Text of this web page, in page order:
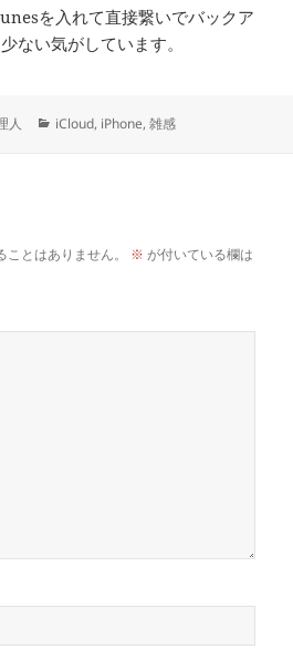
を入れて直接繋いでバックア
ない気がしています。
人
カ
iCloud, iPhone,雑感
とはありません。 ※ が付いている欄は